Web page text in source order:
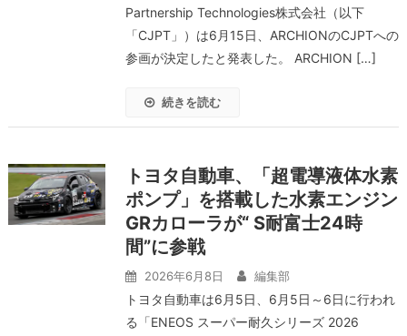
Partnership Technologies株式会社（以下
「CJPT」）は6月15日、ARCHIONのCJPTへの
参画が決定したと発表した。 ARCHION […]
続きを読む
トヨタ自動車、「超電導液体水素
ポンプ」を搭載した水素エンジン
GRカローラが“ S耐富士24時
間”に参戦
2026年6月8日 編集部
トヨタ自動車は6月5日、6月5日～6日に行われ
る「ENEOS スーパー耐久シリーズ 2026